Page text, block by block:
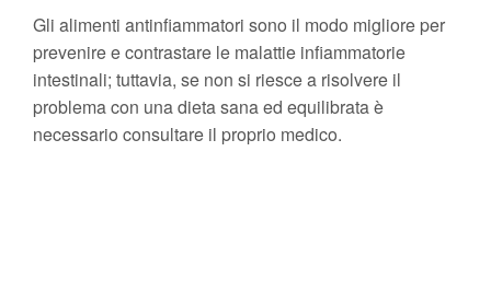
Gli alimenti antinfiammatori sono il modo migliore per
prevenire e contrastare le malattie infiammatorie
intestinali; tuttavia, se non si riesce a risolvere il
problema con una dieta sana ed equilibrata è
necessario consultare il proprio medico.